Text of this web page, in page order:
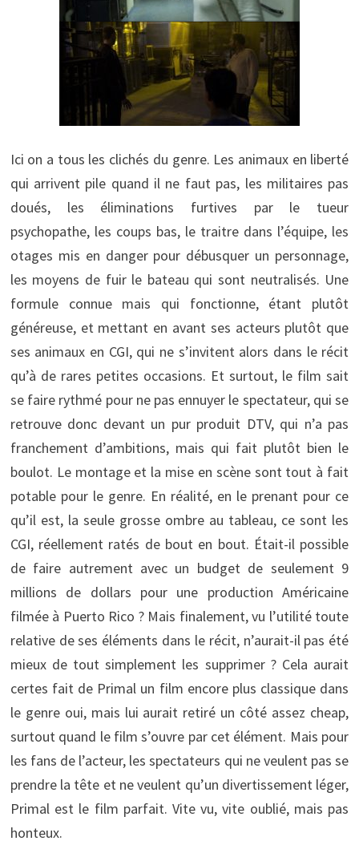
Ici on a tous les clichés du genre. Les animaux en liberté
qui arrivent pile quand il ne faut pas, les militaires pas
doués, les éliminations furtives par le tueur
psychopathe, les coups bas, le traitre dans l’équipe, les
otages mis en danger pour débusquer un personnage,
les moyens de fuir le bateau qui sont neutralisés. Une
formule connue mais qui fonctionne, étant plutôt
généreuse, et mettant en avant ses acteurs plutôt que
ses animaux en CGI, qui ne s’invitent alors dans le récit
qu’à de rares petites occasions. Et surtout, le film sait
se faire rythmé pour ne pas ennuyer le spectateur, qui se
retrouve donc devant un pur produit DTV, qui n’a pas
franchement d’ambitions, mais qui fait plutôt bien le
boulot. Le montage et la mise en scène sont tout à fait
potable pour le genre. En réalité, en le prenant pour ce
qu’il est, la seule grosse ombre au tableau, ce sont les
CGI, réellement ratés de bout en bout. Était-il possible
de faire autrement avec un budget de seulement 9
millions de dollars pour une production Américaine
filmée à Puerto Rico ? Mais finalement, vu l’utilité toute
relative de ses éléments dans le récit, n’aurait-il pas été
mieux de tout simplement les supprimer ? Cela aurait
certes fait de Primal un film encore plus classique dans
le genre oui, mais lui aurait retiré un côté assez cheap,
surtout quand le film s’ouvre par cet élément. Mais pour
les fans de l’acteur, les spectateurs qui ne veulent pas se
prendre la tête et ne veulent qu’un divertissement léger,
Primal est le film parfait. Vite vu, vite oublié, mais pas
honteux.